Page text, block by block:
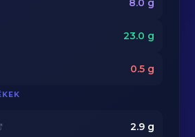
8.0 g
23.0 g
0.5g
2.9g